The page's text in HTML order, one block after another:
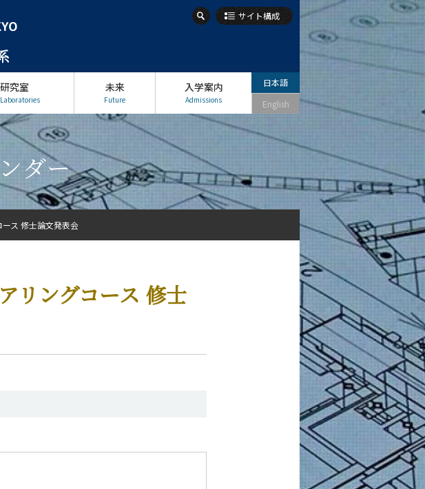
サイト構成
究室 未来
Future
入学案内
Admissions
日本語
English
ダー
リングコース 修士
ス 修士論文発表会